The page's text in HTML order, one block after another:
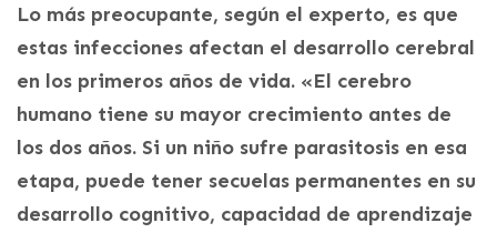
Lo más preocupante, según el experto, es que
estas infecciones afectan el desarrollo cerebral
en los primeros años de vida. «El cerebro
humano tiene su mayor crecimiento antes de
los dos años. Si un niño sufre parasitosis en esa
etapa, puede tener secuelas permanentes en su
desarrollo cognitivo, capacidad de aprendizaje